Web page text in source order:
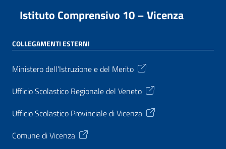
Istituto Comprensivo 10 – Vicenza
COLLEGAMENTI ESTERNI
Ministero dell’Istruzione e del Merito
Ufficio Scolastico Regionale del Veneto
Ufficio Scolastico Provinciale di Vicenza
Comune di Vicenza